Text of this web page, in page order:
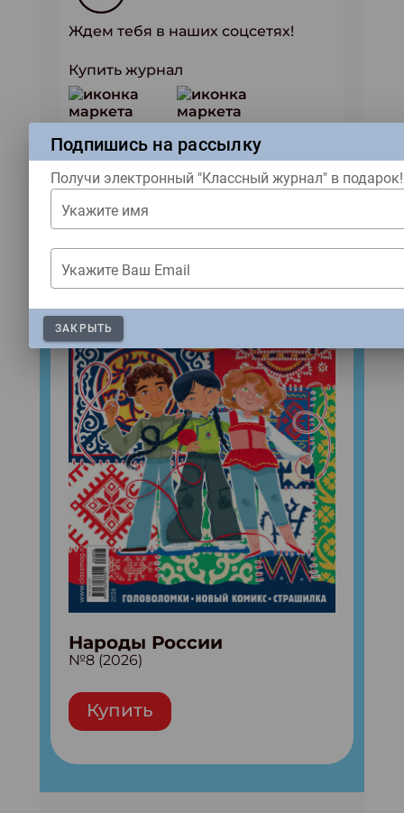
Ждем тебя в наших соцсетях!
Купить журнал
ЖУРНАЛЫ
Народы России
№8 (2026)
Купить
Подпишись на рассылку
Получи электронный "Классный журнал" в подарок!
Укажите имя
Укажите Ваш Email
ЗАКРЫТЬ